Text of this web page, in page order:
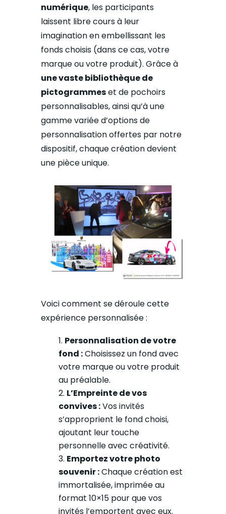
numérique, les participants
laissent libre cours à leur
imagination en embellissant les
fonds choisis (dans ce cas, votre
marque ou votre produit). Grâce à
une vaste bibliothèque de
pictogrammeset de pochoirs
personnalisables, ainsi qu’à une
gamme variée d’options de
personnalisation offertes par notre
dispositif, chaque création devient
une pièce unique.
Voici comment se déroule cette
expérience personnalisée :
Personnalisation de votre
fond :Choisissez un fond avec
votre marque ou votre produit
au préalable.
L’Empreinte de vos
convives :Vos invités
s’approprient le fond choisi,
ajoutant leur touche
personnelle avec créativité.
Emportez votre photo
souvenir :Chaque création est
immortalisée, imprimée au
format 10×15 pour que vos
invités l’emportent avec eux.